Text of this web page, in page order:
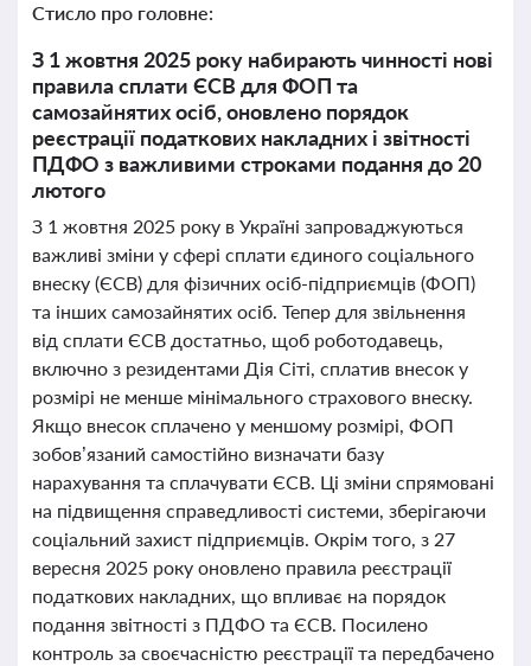
Стисло про головне:
З 1 жовтня 2025 року набирають чинності нові
правила сплати ЄСВ для ФОП та
самозайнятих осіб, оновлено порядок
реєстрації податкових накладних і звітності
ПДФО з важливими строками подання до 20
лютого
З 1 жовтня 2025 року в Україні запроваджуються
важливі зміни у сфері сплати єдиного соціального
внеску (ЄСВ) для фізичних осіб-підприємців (ФОП)
та інших самозайнятих осіб. Тепер для звільнення
від сплати ЄСВ достатньо, щоб роботодавець,
включно з резидентами Дія Сіті, сплатив внесок у
розмірі не менше мінімального страхового внеску.
Якщо внесок сплачено у меншому розмірі, ФОП
зобов’язаний самостійно визначати базу
нарахування та сплачувати ЄСВ. Ці зміни спрямовані
на підвищення справедливості системи, зберігаючи
соціальний захист підприємців. Окрім того, з 27
вересня 2025 року оновлено правила реєстрації
податкових накладних, що впливає на порядок
подання звітності з ПДФО та ЄСВ. Посилено
контроль за своєчасністю реєстрації та передбачено